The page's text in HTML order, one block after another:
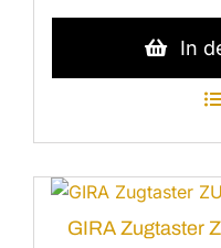
In
GIRA Zugtaster